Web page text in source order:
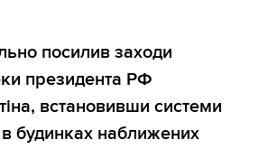
посилив заходи
президента РФ
встановивши системи
будинках наближених